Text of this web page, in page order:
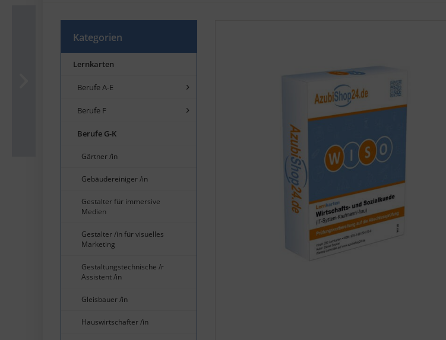
Kategorien
Lernkarten
Berufe A-E
Berufe F
Berufe G-K
Gärtner /in
Gebäudereiniger /in
Gestalter für immersive
Medien
Gestalter /in für visuelles
Marketing
Gestaltungstechnische /r
Assistent /in
Gleisbauer /in
Hauswirtschafter /in